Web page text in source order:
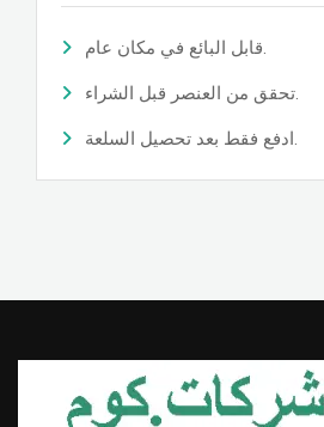
قابل البائع في مكان عام.
تحقق من العنصر قبل الشراء.
ادفع فقط بعد تحصيل السلعة.